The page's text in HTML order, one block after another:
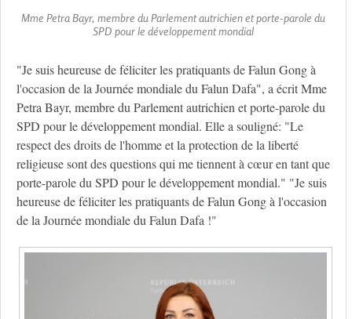
Mme Petra Bayr, membre du Parlement autrichien et porte-parole du
SPD pour le développement mondial
"Je suis heureuse de féliciter les pratiquants de Falun Gong à
l'occasion de la Journée mondiale du Falun Dafa", a écrit Mme
Petra Bayr, membre du Parlement autrichien et porte-parole du
SPD pour le développement mondial. Elle a souligné: "Le
respect des droits de l'homme et la protection de la liberté
religieuse sont des questions qui me tiennent à cœur en tant que
porte-parole du SPD pour le développement mondial." "Je suis
heureuse de féliciter les pratiquants de Falun Gong à l'occasion
de la Journée mondiale du Falun Dafa !"